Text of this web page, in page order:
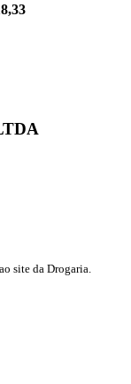
site da Drogaria.